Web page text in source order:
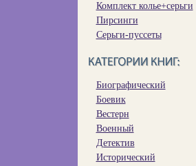
Комплект колье+серьги
Пирсинги
Серьги-пуссеты
Биографический
Боевик
Вестерн
Военный
Детектив
Исторический